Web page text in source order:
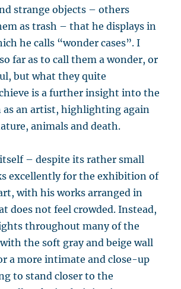
strange objects – others
as trash – that he displays in
he calls “wonder cases”. I
far as to call them a wonder, or
but what they quite
is a further insight into the
as an artist, highlighting again
animals and death.
– despite its rather small
excellently for the exhibition of
with his works arranged in
does not feel crowded. Instead,
throughout many of the
the soft gray and beige wall
a more intimate and close-up
to stand closer to the